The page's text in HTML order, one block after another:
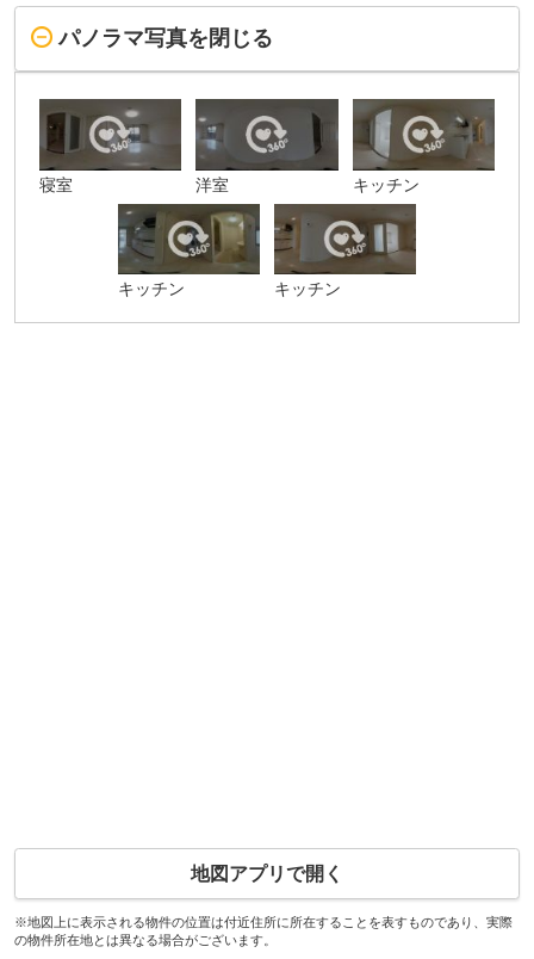
パノラマ写真を閉じる
寝室 洋室 キッチン
キッチン キッチン
地図アプリで開く
※地図上に表示される物件の位置は付近住所に所在することを表すものであり、実際
の物件所在地とは異なる場合がございます。